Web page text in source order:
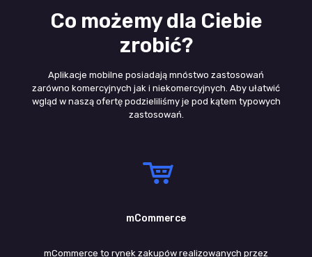
Co możemy dla Ciebie
zrobić?
Aplikacje mobilne posiadają mnóstwo zastosowań
zarówno komercyjnych jak i niekomercyjnych. Aby ułatwić
wgląd w naszą ofertę podzieliliśmy je pod kątem typowych
zastosowań.
mCommerce
mCommerce to rynek zakupów realizowanych przez